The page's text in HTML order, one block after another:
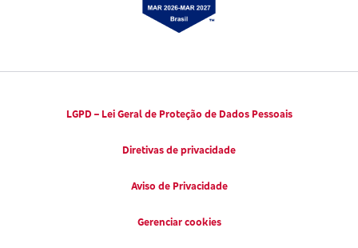
LGPD – Lei Geral de Proteção de Dados Pessoais
Diretivas de privacidade
Aviso de Privacidade
Gerenciar cookies